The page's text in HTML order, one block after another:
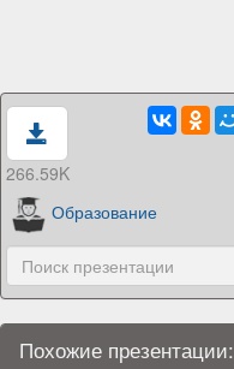
266.59K
Образование
Похожие презентации: